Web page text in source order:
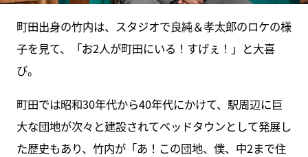
町田出身の竹内は、スタジオで良純＆孝太郎のロケの様
子を見て、「お2人が町田にいる！すげぇ！」と大喜
び。
町田では昭和30年代から40年代にかけて、駅周辺に巨
大な団地が次々と建設されてベッドタウンとして発展し
た歴史もあり、竹内が「あ！この団地、僕、中2まで住